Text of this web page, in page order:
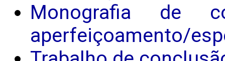
Monografia de
aperfeiçoamento/